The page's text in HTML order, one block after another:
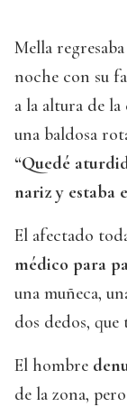
Mella
noche con su
a la altura de
una baldosa
“Quedé
nariz y estaba
El afectado
médico para
una muñeca,
dos dedos, que
El hombre
de la zona,